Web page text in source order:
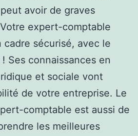
avoir de graves
expert-comptable
cadre sécurisé, avec le
Ses connaissances en
et sociale vont
de votre entreprise. Le
comptable est aussi de
les meilleures